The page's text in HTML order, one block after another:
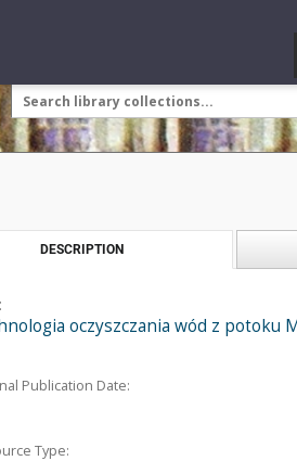
DESCRIPTION
oczyszczania wód z potoku
Publication Date:
Type: